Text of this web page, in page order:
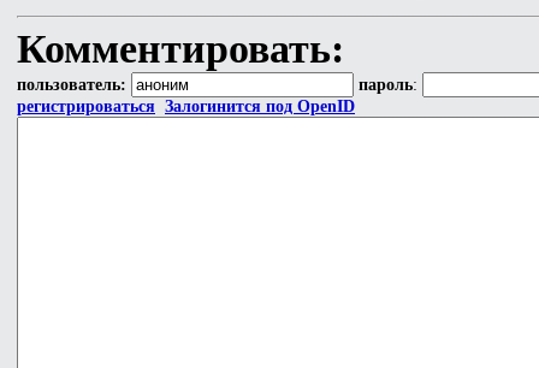
Комментировать:
пользователь: пароль:
регистрироваться Залогинится под OpenID